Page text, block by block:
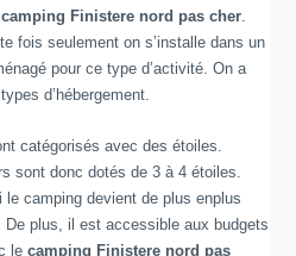
camping Finistere nord pas cher.
fois seulement on s’installe dans un
pour ce type d’activité. On a
d’hébergement.
catégorisés avec des étoiles.
sont donc dotés de 3 à 4 étoiles.
le camping devient de plus enplus
De plus, il est accessible aux budgets
lecamping Finistere nord pas